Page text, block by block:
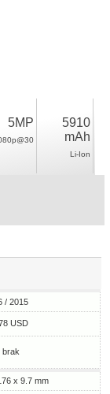
5MP
5910
mAh
Li-Ion
/ 2015
USD
brak
x 9.7 mm